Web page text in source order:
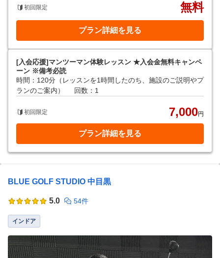
初回限定 無料
プラン詳細を見る
[入会応援]マンツーマン体験レッスン ★入会金無料キャンペ
ーン ※備考必読
時間：120分（レッスンを1時間したのち、施設のご説明やプ
ランのご案内）
回数：1
初回限定 7,000円
プラン詳細を見る
BLUE GOLF STUDIO 中目黒
5.0 54件
インドア